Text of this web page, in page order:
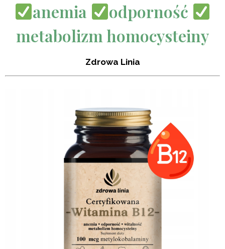
anemia
odporność
metabolizm homocysteiny
Zdrowa Linia